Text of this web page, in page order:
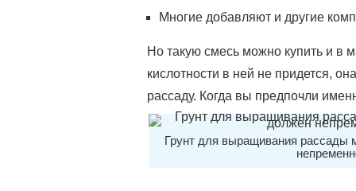
Многие добавляют и другие
Но такую смесь можно купить и в
кислотности в ней не придется,
рассаду. Когда вы предпочли
Грунт для выращивания рассады